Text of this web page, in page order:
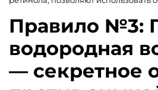
Правило №3:
водородная
— секретное